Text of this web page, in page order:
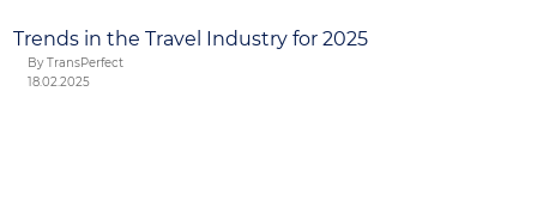
Trends in the Travel Industry for 2025
By TransPerfect
18.02.2025